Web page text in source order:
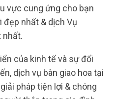
vực cung ứng cho bạn
nhất & dịch Vụ
nhất.
của kinh tế và sự đổi
dịch vụ bàn giao hoa tại
pháp tiện lợi & chóng